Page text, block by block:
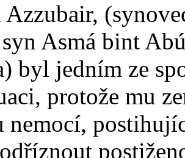
Asmá bint
byl jedním ze
protože mu
nemocí,